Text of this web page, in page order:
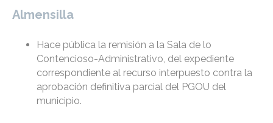
Almensilla
Hace pública la remisión a la Sala de lo
Contencioso-Administrativo, del expediente
correspondiente al recurso interpuesto contra la
aprobación definitiva parcial del PGOU del
municipio.